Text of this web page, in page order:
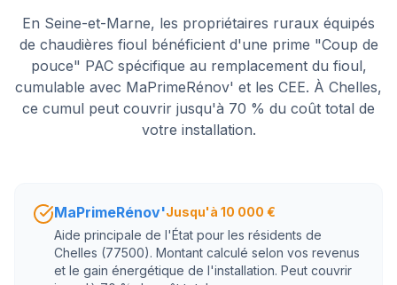
En Seine-et-Marne, les propriétaires ruraux équipés
de chaudières fioul bénéficient d'une prime "Coup de
pouce" PAC spécifique au remplacement du fioul,
cumulable avec MaPrimeRénov' et les CEE. À Chelles,
ce cumul peut couvrir jusqu'à 70 % du coût total de
votre installation.
MaPrimeRénov'Jusqu'à 10 000 €
Aide principale de l'État pour les résidents de
Chelles (77500). Montant calculé selon vos revenus
et le gain énergétique de l'installation. Peut couvrir